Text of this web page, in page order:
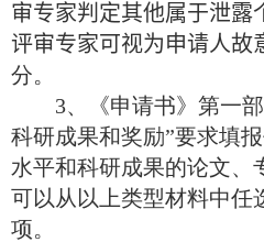
审专家判定其他属于泄露
评审专家可视为申请人故
分。
3、《申请书》第一
科研成果和奖励”要求填
水平和科研成果的论文、
可以从以上类型材料中任
项。